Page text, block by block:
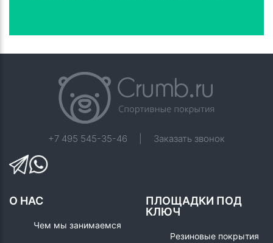
+7 495 545-35-46 Заказать звонок
О НАС
Чем мы занимаемся
ПЛОЩАДКИ ПОД
КЛЮЧ
Резиновые покрытия